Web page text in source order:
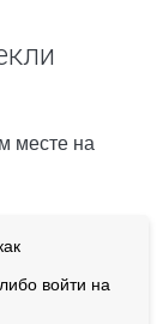
месте на
либо войти на